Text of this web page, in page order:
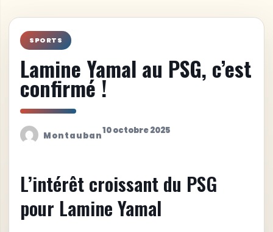
SPORTS
Lamine Yamal au PSG, c’est
confirmé !
Montauban10 octobre 2025
L’intérêt croissant du PSG
pour Lamine Yamal